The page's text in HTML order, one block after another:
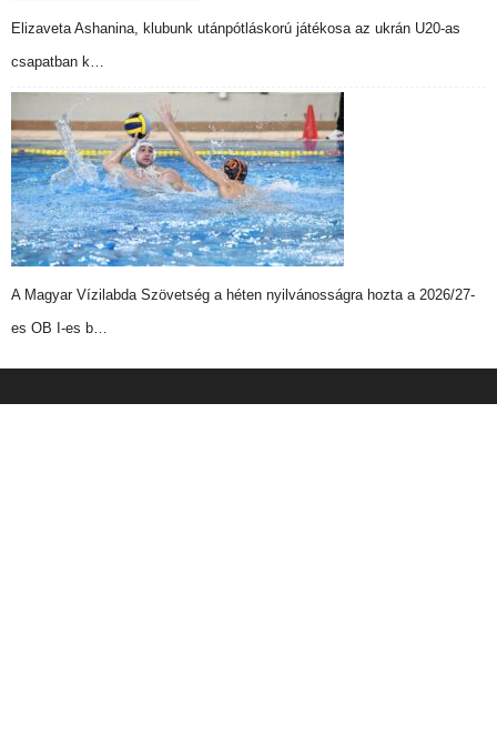
Elizaveta Ashanina, klubunk utánpótláskorú játékosa az ukrán U20-as
csapatban k…
A Magyar Vízilabda Szövetség a héten nyilvánosságra hozta a 2026/27-
es OB I-es b…